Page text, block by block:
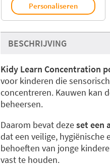
Personaliseren
BESCHRIJVING
Kidy Learn Concentration
voor kinderen die
concentreren. Kauwen kan
beheersen.
Daarom bevat dezeset een
dat een veilige,
behoeften van jonge
vast te houden.